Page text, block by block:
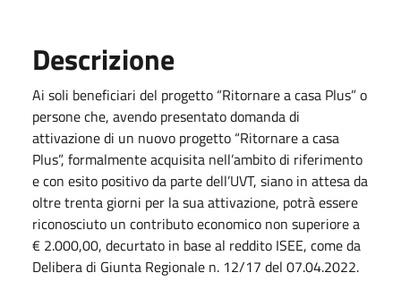
Descrizione
Ai soli beneficiari del progetto “Ritornare a casa Plus” o
persone che, avendo presentato domanda di
attivazione di un nuovo progetto “Ritornare a casa
Plus”, formalmente acquisita nell’ambito di riferimento
e con esito positivo da parte dell’UVT, siano in attesa da
oltre trenta giorni per la sua attivazione, potrà essere
riconosciuto un contributo economico non superiore a
€ 2.000,00, decurtato in base al reddito ISEE, come da
Delibera di Giunta Regionale n. 12/17 del 07.04.2022.